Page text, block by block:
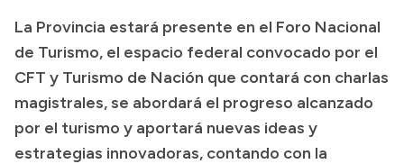
Presupuesto
Boletín Oficial
Compras y licitaciones
Consulta de expedientes
Consulta de pago a proveedores
La Provincia estará presente en el Foro Nacional
de Turismo, el espacio federal convocado por el
CFT y Turismo de Nación que contará con charlas
magistrales, se abordará el progreso alcanzado
por el turismo y aportará nuevas ideas y
estrategias innovadoras, contando con la